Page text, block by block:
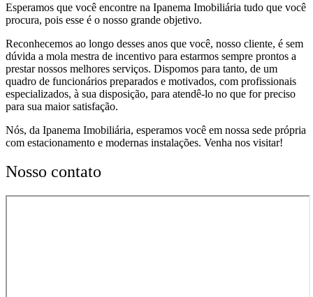
Esperamos que você encontre na Ipanema Imobiliária tudo que você
procura, pois esse é o nosso grande objetivo.
Reconhecemos ao longo desses anos que você, nosso cliente, é sem
dúvida a mola mestra de incentivo para estarmos sempre prontos a
prestar nossos melhores serviços. Dispomos para tanto, de um
quadro de funcionários preparados e motivados, com profissionais
especializados, à sua disposição, para atendê-lo no que for preciso
para sua maior satisfação.
Nós, da Ipanema Imobiliária, esperamos você em nossa sede própria
com estacionamento e modernas instalações. Venha nos visitar!
Nosso contato